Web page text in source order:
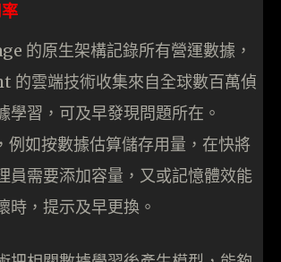
率
的原生架構記錄所有營運數據，
的雲端技術收集來自全球數百萬偵
學習，可及早發現問題所在。
如按數據估算儲存用量，在快將
員需要添加容量，又或記憶體效能
時，提示及早更換。